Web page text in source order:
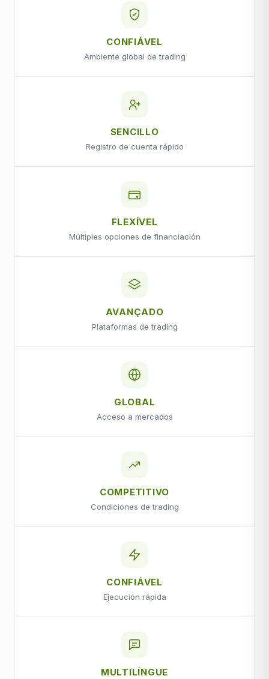
CONFIÁVEL
Ambiente global de trading
SENCILLO
Registro de cuenta rápido
FLEXÍVEL
Múltiples opciones de financiación
AVANÇADO
Plataformas de trading
GLOBAL
Acceso a mercados
COMPETITIVO
Condiciones de trading
CONFIÁVEL
Ejecución rápida
MULTILÍNGUE